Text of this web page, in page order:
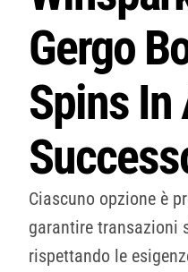
Gergo
Spins In
Ciascuno opzione è
garantire transazioni
rispettando le